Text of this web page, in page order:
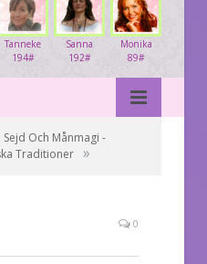
Monika
89#
Sanna
192#
Tanneke
194#
Sejd Och Månmagi -
Traditioner »
0